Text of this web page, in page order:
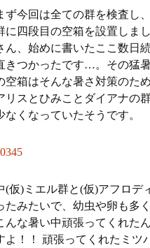
の活動
ず今回は全ての群を検査し
に四段目の空箱を設置しま
、始めに書いたここ数日
きつかったです…。その猛
空箱はそんな暑さ対策のた
リスとひみことダイアナの
なくなっていたそうです。
(仮)ミエル群と(仮)アフロデ
たみたいで、幼虫や卵も多
んな暑い中頑張ってくれた
よ！！ 頑張ってくれたミツ